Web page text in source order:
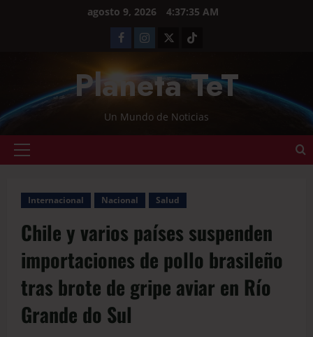
agosto 9, 2026 4:37:36 AM
Planeta TeT
Un Mundo de Noticias
Internacional Nacional Salud
Chile y varios países suspenden
importaciones de pollo brasileño
tras brote de gripe aviar en Río
Grande do Sul